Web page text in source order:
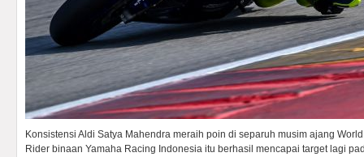
Konsistensi Aldi Satya Mahendra meraih poin di separuh musim ajang
Rider binaan Yamaha Racing Indonesia itu berhasil mencapai target lagi